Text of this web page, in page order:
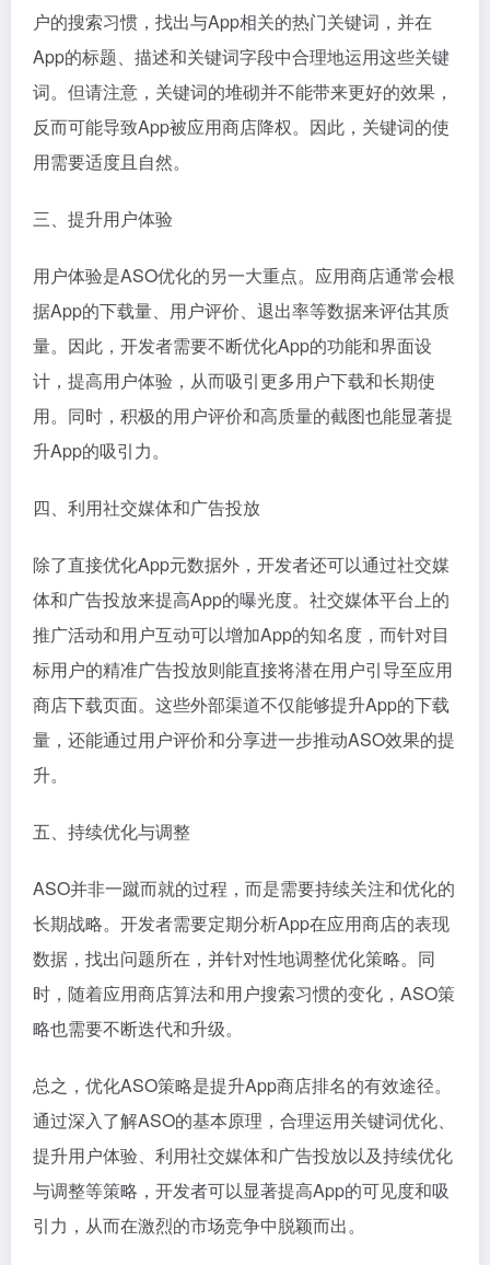
户的搜索习惯，找出与App相关的热门关键词，并在
App的标题、描述和关键词字段中合理地运用这些关键
词。但请注意，关键词的堆砌并不能带来更好的效果，
反而可能导致App被应用商店降权。因此，关键词的使
用需要适度且自然。
三、提升用户体验
用户体验是ASO优化的另一大重点。应用商店通常会根
据App的下载量、用户评价、退出率等数据来评估其质
量。因此，开发者需要不断优化App的功能和界面设
计，提高用户体验，从而吸引更多用户下载和长期使
用。同时，积极的用户评价和高质量的截图也能显著提
升App的吸引力。
四、利用社交媒体和广告投放
除了直接优化App元数据外，开发者还可以通过社交媒
体和广告投放来提高App的曝光度。社交媒体平台上的
推广活动和用户互动可以增加App的知名度，而针对目
标用户的精准广告投放则能直接将潜在用户引导至应用
商店下载页面。这些外部渠道不仅能够提升App的下载
量，还能通过用户评价和分享进一步推动ASO效果的提
升。
五、持续优化与调整
ASO并非一蹴而就的过程，而是需要持续关注和优化的
长期战略。开发者需要定期分析App在应用商店的表现
数据，找出问题所在，并针对性地调整优化策略。同
时，随着应用商店算法和用户搜索习惯的变化，ASO策
略也需要不断迭代和升级。
总之，优化ASO策略是提升App商店排名的有效途径。
通过深入了解ASO的基本原理，合理运用关键词优化、
提升用户体验、利用社交媒体和广告投放以及持续优化
与调整等策略，开发者可以显著提高App的可见度和吸
引力，从而在激烈的市场竞争中脱颖而出。